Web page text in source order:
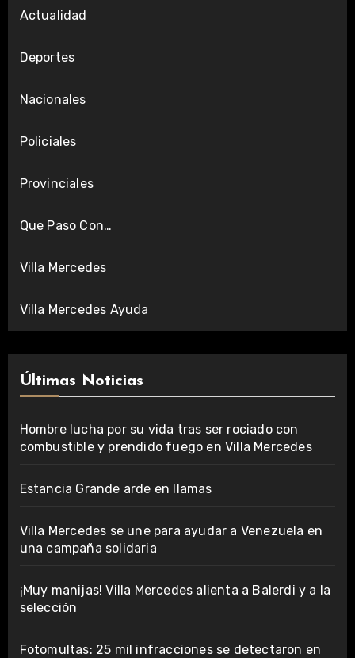
Actualidad
Deportes
Nacionales
Policiales
Provinciales
Que Paso Con…
Villa Mercedes
Villa Mercedes Ayuda
Últimas Noticias
Hombre lucha por su vida tras ser rociado con
combustible y prendido fuego en Villa Mercedes
Estancia Grande arde en llamas
Villa Mercedes se une para ayudar a Venezuela en
una campaña solidaria
¡Muy manijas! Villa Mercedes alienta a Balerdi y a la
selección
Fotomultas: 25 mil infracciones se detectaron en